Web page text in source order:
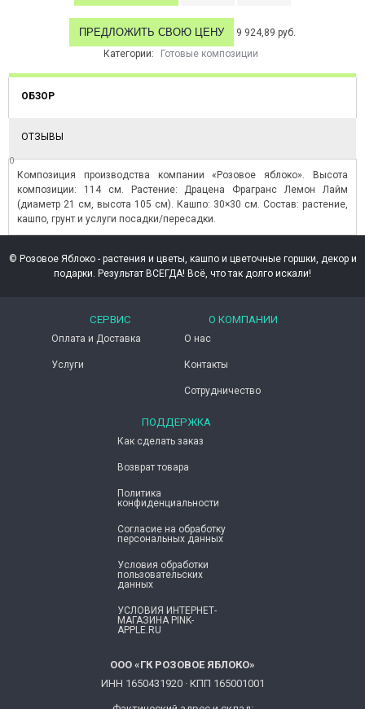
ПРЕДЛОЖИТЬ СВОЮ ЦЕНУ
9 924,89 руб.
Категории:
Готовые композиции
ОБЗОР
ОТЗЫВЫ
0
Композиция производства компании «Розовое яблоко». Высота
композиции: 114 см. Растение: Драцена Фрагранс Лемон Лайм
(диаметр 21 см, высота 105 см). Кашпо: 30×30 см. Состав: растение,
кашпо, грунт и услуги посадки/пересадки.
© Розовое Яблоко - растения и цветы, кашпо и цветочные горшки, декор и
подарки. Результат ВСЕГДА! Всё, что так долго искали!
СЕРВИС
Оплата и Доставка
Услуги
О КОМПАНИИ
О нас
Контакты
Сотрудничество
ПОДДЕРЖКА
Как сделать заказ
Возврат товара
Политика
конфиденциальности
Согласие ​на обработку
персональных данных
Условия обработки
пользовательских
данных
УСЛОВИЯ ИНТЕРНЕТ-
МАГАЗИНА PINK-
APPLE.RU
ООО «ГК РОЗОВОЕ ЯБЛОКО»
ИНН 1650431920 · КПП 165001001